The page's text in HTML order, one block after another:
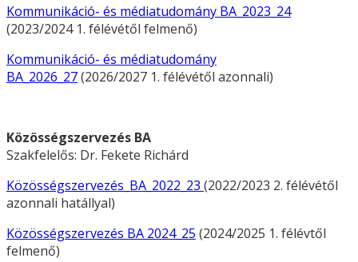
Kommunikáció- és médiatudomány BA_2023_24
(2023/2024 1. félévétől felmenő)
Kommunikáció- és médiatudomány
BA_2026_27(2026/2027 1. félévétől azonnali)
Közösségszervezés BA
Szakfelelős: Dr. Fekete Richárd
Közösségszervezés_BA_2022_23 (2022/2023 2. félévétől
azonnali hatállyal)
Közösségszervezés BA 2024_25 (2024/2025 1. félévtől
felmenő)